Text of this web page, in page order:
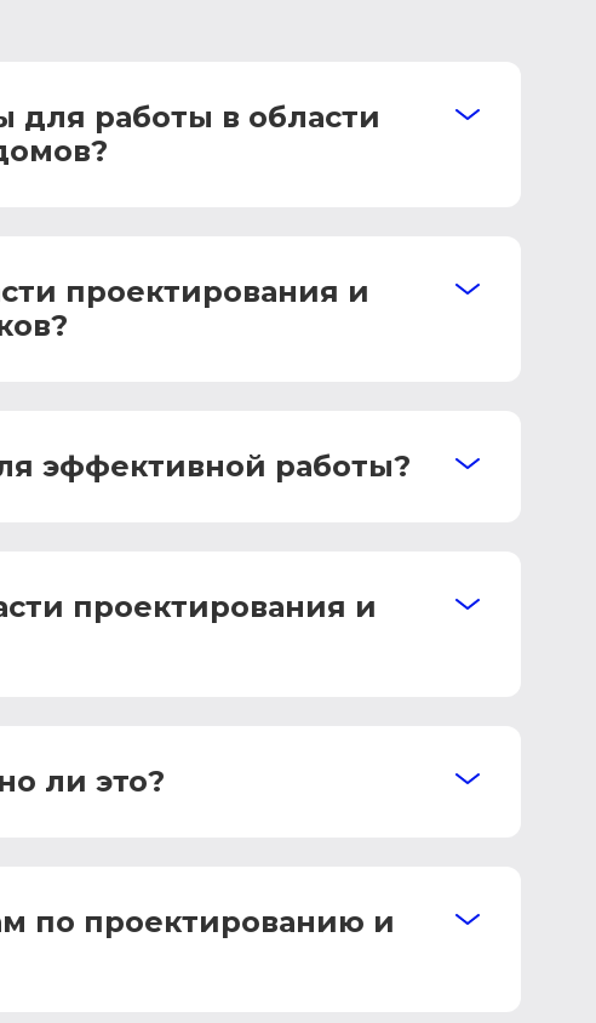
для работы в области
проектирования и
эффективной работы?
проектирования и
ли это?
по проектированию и